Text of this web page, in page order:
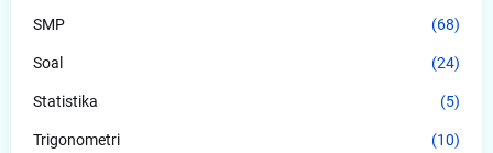
SMP (68)
Soal (24)
Statistika (5)
Trigonometri (10)